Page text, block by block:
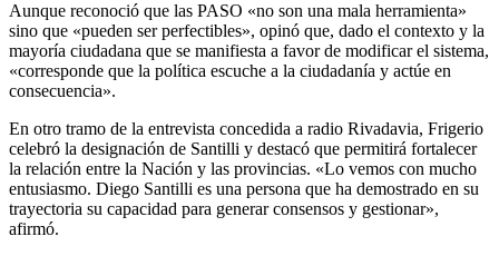
Aunque reconoció que las PASO «no son una mala herramienta»
sino que «pueden ser perfectibles», opinó que, dado el contexto y la
mayoría ciudadana que se manifiesta a favor de modificar el sistema,
«corresponde que la política escuche a la ciudadanía y actúe en
consecuencia».
En otro tramo de la entrevista concedida a radio Rivadavia, Frigerio
celebró la designación de Santilli y destacó que permitirá fortalecer
la relación entre la Nación y las provincias. «Lo vemos con mucho
entusiasmo. Diego Santilli es una persona que ha demostrado en su
trayectoria su capacidad para generar consensos y gestionar»,
afirmó.